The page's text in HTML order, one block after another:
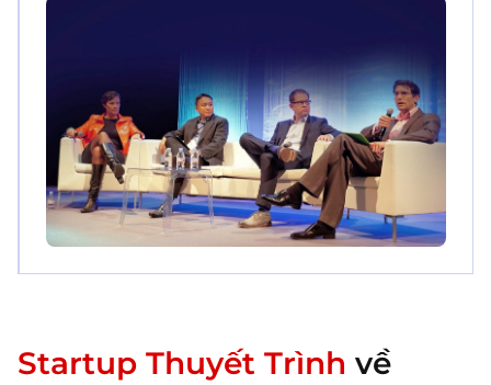
Startup Thuyết Trình về